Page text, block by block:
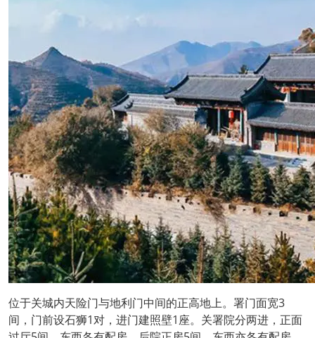
位于关城内天险门与地利门中间的正高地上。署门面宽3
间，门前设石狮1对，进门建照壁1座。关署院分两进，正面